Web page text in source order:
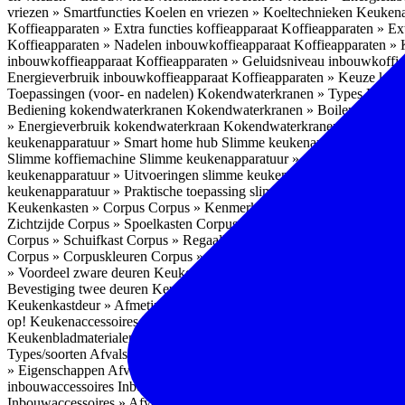
vriezen » Smartfuncties Koelen en vriezen » Koeltechnieken
Koffieapparaten » Extra functies koffieapparaat Koffieapparaten »
Koffieapparaten » Nadelen inbouwkoffieapparaat Koffieapparaten »
inbouwkoffieapparaat Koffieapparaten » Geluidsniveau
Energieverbruik inbouwkoffieapparaat Koffieapparaten » Keuze
Toepassingen (voor- en nadelen) Kokendwaterkranen » Types
Bediening kokendwaterkranen Kokendwaterkranen » Boilers
» Energieverbruik kokendwaterkraan Kokendwaterkranen »
keukenapparatuur » Smart home hub Slimme keukenapparatuur »
Slimme koffiemachine Slimme keukenapparatuur » Slimme stekker
keukenapparatuur » Uitvoeringen slimme keukenapparatuur
keukenapparatuur » Praktische toepassing slimme keukenapparatuur
Keukenkasten » Corpus Corpus » Kenmerken
Zichtzijde Corpus » Spoelkasten Corpus » Soorten keukenkasten
Corpus » Schuifkast Corpus » Regaalkast
Corpus » Corpuskleuren Corpus » Corpus in kleur
» Voordeel zware deuren Keukenkasten » Kastindeling
Bevestiging twee deuren Keukenkastdeur » Vaatwasserdeur
Keukenkastdeur » Afmetingen
op! KeukenaccessoiresKeukenaccessoires » Achterwanden
Keukenbladmaterialen als achterwand
Types/soorten Afvalsystemen » Installatie
» Eigenschappen Afvalsystemen » Inhoud
inbouwaccessoires Inbouwaccessoires » Bestek- en ladeindelingen